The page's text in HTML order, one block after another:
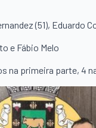
(51), Eduardo
e Fábio Melo
na primeira parte, 4